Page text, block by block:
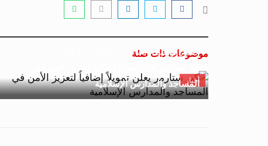
موضوعات ذات صلة
أخبار
جسور بوست 25 فبراير 2026 - 13:45
المساجد والمدارس الإسلامية